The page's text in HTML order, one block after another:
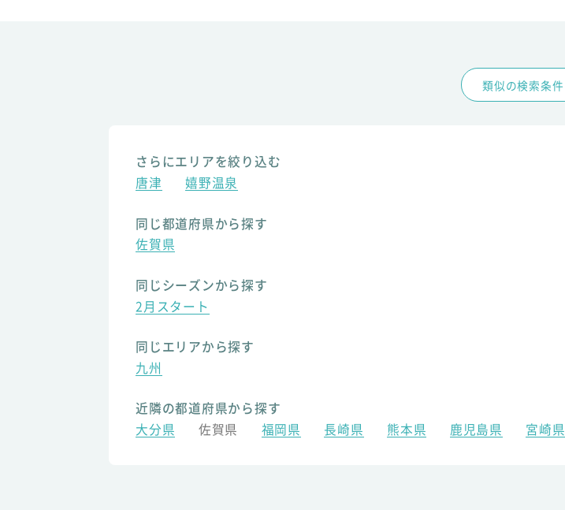
類似の検索条件
さらにエリアを絞り込む
唐津
嬉野温泉
同じ都道府県から探す
佐賀県
同じシーズンから探す
2月スタート
同じエリアから探す
九州
近隣の都道府県から探す
大分県
佐賀県 福岡県 長崎県 熊本県 鹿児島県 宮崎県